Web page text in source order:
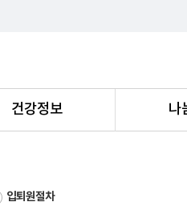
건강정보 나
입퇴원절차